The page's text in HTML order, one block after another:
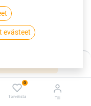
0
Toivelista Tili
evästeet